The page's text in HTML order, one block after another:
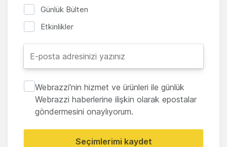
Günlük Bülten
Etkinlikler
Webrazzi'nin hizmet ve ürünleri ile günlük
Webrazzi haberlerine ilişkin olarak epostalar
göndermesini onaylıyorum.
Seçimlerimi kaydet